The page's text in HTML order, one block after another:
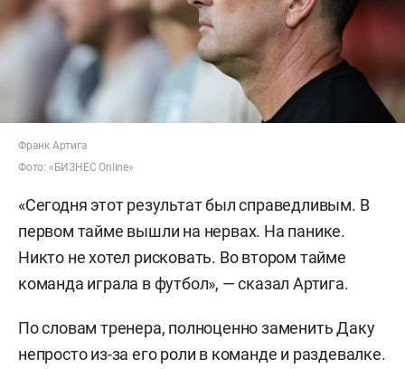
Франк Артига
Фото: «БИЗНЕС Online»
«Сегодня этот результат был справедливым. В
первом тайме вышли на нервах. На панике.
Никто не хотел рисковать. Во втором тайме
команда играла в футбол», — сказал Артига.
По словам тренера, полноценно заменить Даку
непросто из-за его роли в команде и раздевалке.